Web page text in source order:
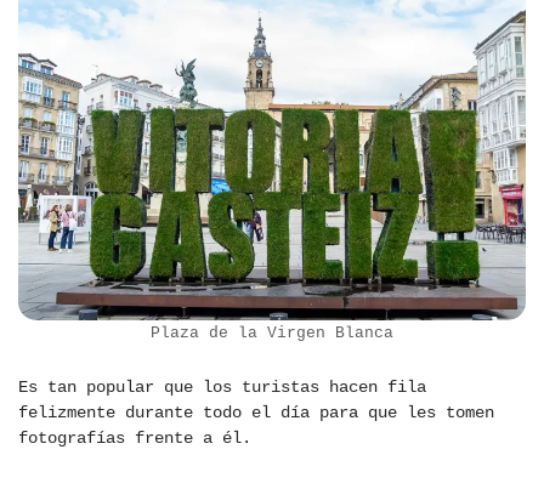
Plaza de la Virgen Blanca
Es tan popular que los turistas hacen fila
felizmente durante todo el día para que les tomen
fotografías frente a él.